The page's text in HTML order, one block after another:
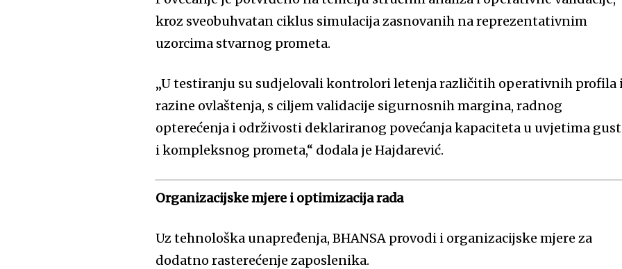
kroz sveobuhvatan ciklus simulacija zasnovanih na reprezentativnim
uzorcima stvarnog prometa.
„U testiranju su sudjelovali kontrolori letenja različitih operativnih profila
razine ovlaštenja, s ciljem validacije sigurnosnih margina, radnog
opterećenja i održivosti deklariranog povećanja kapaciteta u uvjetima
i kompleksnog prometa,“ dodala je Hajdarević.
Organizacijske mjere i optimizacija rada
Uz tehnološka unapređenja, BHANSA provodi i organizacijske mjere za
dodatno rasterećenje zaposlenika.